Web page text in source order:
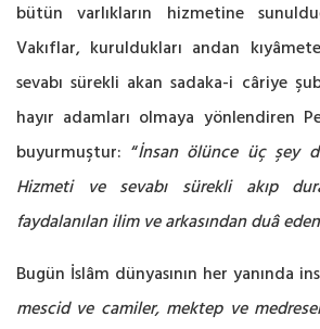
bütün varlıkların hizmetine
Vakıflar, kuruldukları andan
sevabı sürekli akan sadaka-i câriye
hayır adamları olmaya yönlendiren
buyurmuştur: “İnsan ölünce üç şey
Hizmeti ve sevabı sürekli akıp
faydalanılan ilim ve arkasından duâ
Bugün İslâm dünyasının her yanında
mescid ve camiler, mektep ve